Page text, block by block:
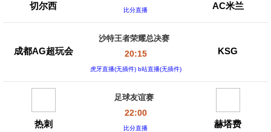
切尔西 比分直播 AC米兰
成都AG超玩会
沙特王者荣耀总决赛
20:15
虎牙直播(无插件) b站直播(无插件)
KSG
热刺
足球友谊赛
22:00
比分直播 赫塔费